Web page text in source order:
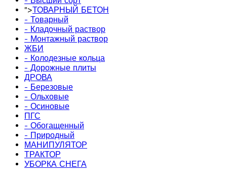
">ТОВАРНЫЙ БЕТОН
- Товарный
- Кладочный раствор
- Монтажный раствор
ЖБИ
- Колодезные кольца
- Дорожные плиты
ДРОВА
- Березовые
- Ольховые
- Осиновые
ПГС
- Обогащенный
- Природный
МАНИПУЛЯТОР
ТРАКТОР
УБОРКА СНЕГА